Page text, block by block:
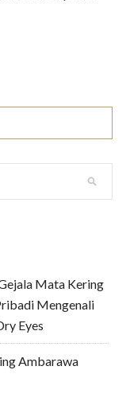
Mata Kering
Mengenali
Eyes
Ambarawa